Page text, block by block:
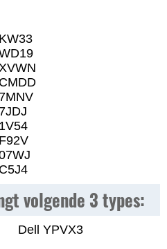
volgende 3 types:
Dell YPVX3